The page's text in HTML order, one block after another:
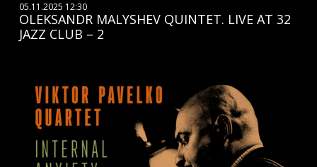
05.11.2025 12:30
OLEKSANDR MALYSHEV QUINTET. LIVE AT 32
JAZZ CLUB – 2